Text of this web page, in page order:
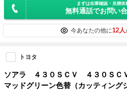
まずは在庫確認・見積依
無料通話でお問い
今あなたの他に12人
トヨタ
ソアラ ４３０ＳＣＶ ４３０ＳＣ
マッドグリーン色替（カッティン